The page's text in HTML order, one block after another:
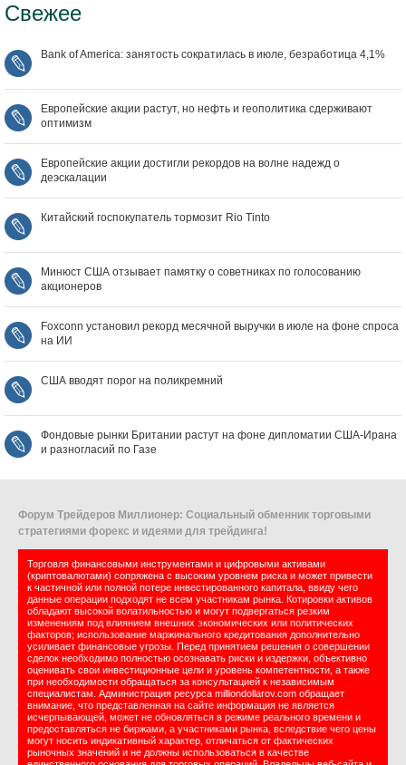
Свежее
Bank of America: занятость сократилась в июле, безработица 4,1%
Европейские акции растут, но нефть и геополитика сдерживают
оптимизм
Европейские акции достигли рекордов на волне надежд о
деэскалации
Китайский госпокупатель тормозит Rio Tinto
Минюст США отзывает памятку о советниках по голосованию
акционеров
Foxconn установил рекорд месячной выручки в июле на фоне спроса
на ИИ
США вводят порог на поликремний
Фондовые рынки Британии растут на фоне дипломатии США‑Ирана
и разногласий по Газе
Форум Трейдеров Миллионер: Социальный обменник торговыми
стратегиями форекс и идеями для трейдинга!
Торговля финансовыми инструментами и цифровыми активами
(криптовалютами) сопряжена с высоким уровнем риска и может привести
к частичной или полной потере инвестированного капитала, ввиду чего
данные операции подходят не всем участникам рынка. Котировки активов
обладают высокой волатильностью и могут подвергаться резким
изменениям под влиянием внешних экономических или политических
факторов; использование маржинального кредитования дополнительно
усиливает финансовые угрозы. Перед принятием решения о совершении
сделок необходимо полностью осознавать риски и издержки, объективно
оценивать свои инвестиционные цели и уровень компетентности, а также
при необходимости обращаться за консультацией к независимым
специалистам. Администрация ресурса milliondollarov.com обращает
внимание, что представленная на сайте информация не является
исчерпывающей, может не обновляться в режиме реального времени и
предоставляться не биржами, а участниками рынка, вследствие чего цены
могут носить индикативный характер, отличаться от фактических
рыночных значений и не должны использоваться в качестве